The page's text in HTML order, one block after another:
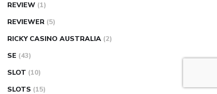
REVIEW (1)
REVIEWER (5)
RICKY CASINO AUSTRALIA (2)
SE (43)
SLOT (10)
SLOTS (15)